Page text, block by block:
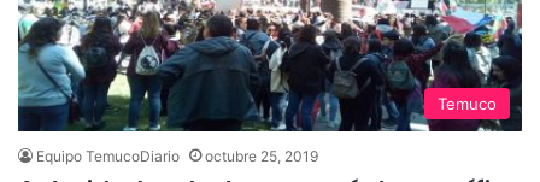
Temuco
Equipo TemucoDiario octubre 25, 2019